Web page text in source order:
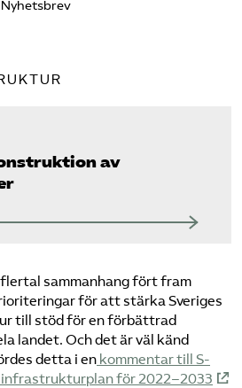
Nyhetsbrev
av
sammanhang fört fram
för att stärka Sveriges
till stöd för en förbättrad
landet. Och det är väl känd
detta i en kommentar till S-
infrastrukturplan för 2022–2033